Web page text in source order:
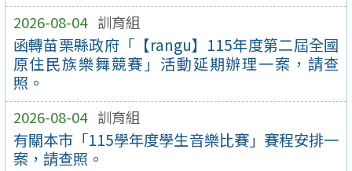
2026-08-04 訓育組
函轉苗栗縣政府「【rangu】115年度第二屆全國
原住民族樂舞競賽」活動延期辦理一案，請查
照。
2026-08-04 訓育組
有關本市「115學年度學生音樂比賽」賽程安排一
案，請查照。